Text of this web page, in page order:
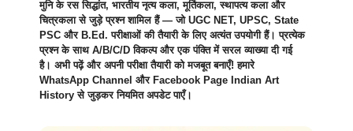
मुनि के रस सिद्धांत, भारतीय नृत्य कला, मूर्तिकला, स्थापत्य कला और
चित्रकला से जुड़े प्रश्न शामिल हैं — जो UGC NET, UPSC, State
PSC और B.Ed. परीक्षाओं की तैयारी के लिए अत्यंत उपयोगी हैं। प्रत्येक
प्रश्न के साथ A/B/C/D विकल्प और एक पंक्ति में सरल व्याख्या दी गई
है। अभी पढ़ें और अपनी परीक्षा तैयारी को मजबूत बनाएँ! हमारे
WhatsApp Channel और Facebook Page Indian Art
History से जुड़कर नियमित अपडेट पाएँ।